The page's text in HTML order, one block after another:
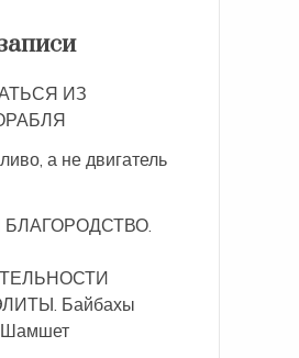
ИЗ
а не двигатель
БЛАГОРОДСТВО.
Байбахы
Шамшет